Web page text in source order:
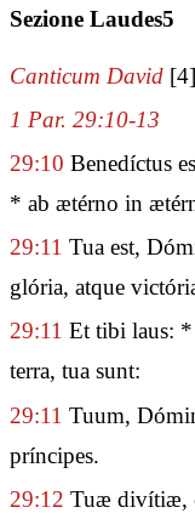
Sezione Laudes5
Canticum David [4]
1 Par. 29:10-13
29:10 Benedíctus
* ab ætérno in
29:11 Tua est,
glória, atque
29:11 Et tibi laus:
terra, tua sunt:
29:11 Tuum,
príncipes.
29:12 Tuæ divítiæ,